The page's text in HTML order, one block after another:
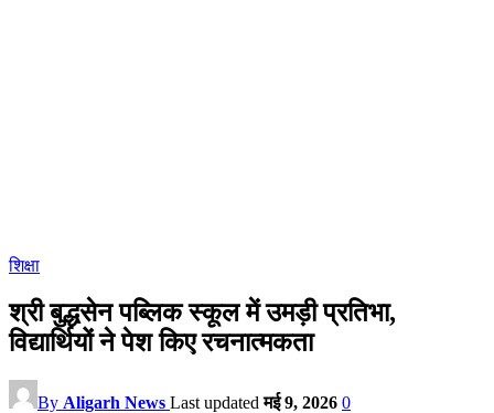
शिक्षा
श्री बुद्धसेन पब्लिक स्कूल में उमड़ी प्रतिभा,
विद्यार्थियों ने पेश किए रचनात्मकता
By Aligarh News Last updatedमई 9, 2026 0